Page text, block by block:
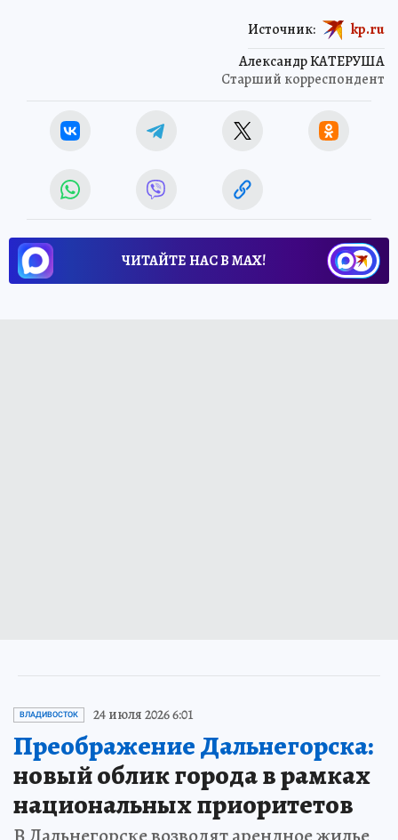
Александр КАТЕРУША
Старший корреспондент
Источник: kp.ru
ЧИТАЙТЕ НАС В МАХ!
ВЛАДИВОСТОК 24 июля 2026 6:01
Преображение Дальнегорска:
новый облик города в рамках
национальных приоритетов